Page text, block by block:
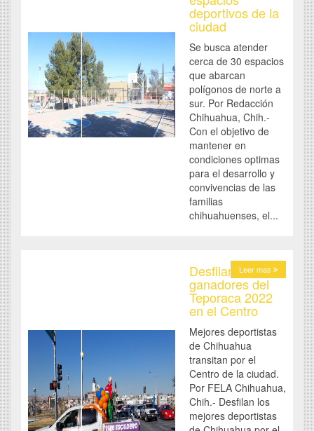
deportivos de la
ciudad
Se busca atender
cerca de 30 espacios
que abarcan
polígonos de norte a
sur. Por Redacción
Chihuahua, Chih.-
Con el objetivo de
mantener en
condiciones optimas
para el desarrollo y
convivencias de las
familias
chihuahuenses, el...
Leer mas
Desfilan
ganadores del
Teporaca 2022
en el Centro
Mejores deportistas
de Chihuahua
transitan por el
Centro de la ciudad.
Por FELA Chihuahua,
Chih.- Desfilan los
mejores deportistas